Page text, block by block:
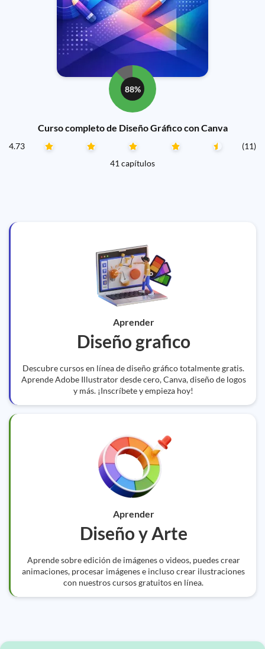
88%
Curso completo de Diseño Gráfico con Canva
4.73
(11)
41 capítulos
Aprender
Diseño grafico
Descubre cursos en línea de diseño gráfico totalmente gratis.
Aprende Adobe Illustrator desde cero, Canva, diseño de logos
y más. ¡Inscríbete y empieza hoy!
Aprender
Diseño y Arte
Aprende sobre edición de imágenes o videos, puedes crear
animaciones, procesar imágenes e incluso crear ilustraciones
con nuestros cursos gratuitos en línea.